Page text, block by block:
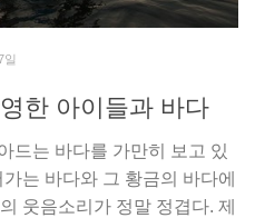
일
한 아이들과 바다
드는 바다를 가만히 보고 있
는 바다와 그 황금의 바다에
웃음소리가 정말 정겹다. 제